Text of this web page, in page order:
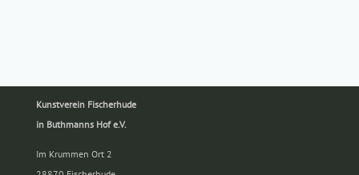
Kunstverein Fischerhude
in Buthmanns Hof e.V.
Im Krummen Ort 2